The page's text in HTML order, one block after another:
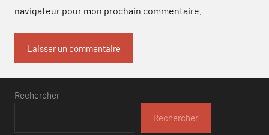
navigateur pour mon prochain commentaire.
Rechercher
Rechercher